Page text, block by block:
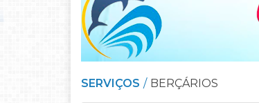
SERVIÇOS BERÇÁRIOS